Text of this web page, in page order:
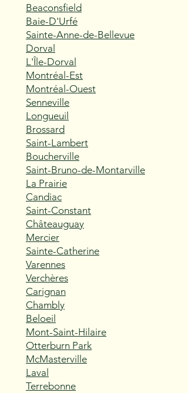
Beaconsfield
Baie-D'Urfé
Sainte-Anne-de-Bellevue
Dorval
L'Île-Dorval
Montréal-Est
Montréal-Ouest
Senneville
Longueuil
Brossard
Saint-Lambert
Boucherville
Saint-Bruno-de-Montarville
La Prairie
Candiac
Saint-Constant
Châteauguay
Mercier
Sainte-Catherine
Varennes
Verchères
Carignan
Chambly
Beloeil
Mont-Saint-Hilaire
Otterburn Park
McMasterville
Laval
Terrebonne